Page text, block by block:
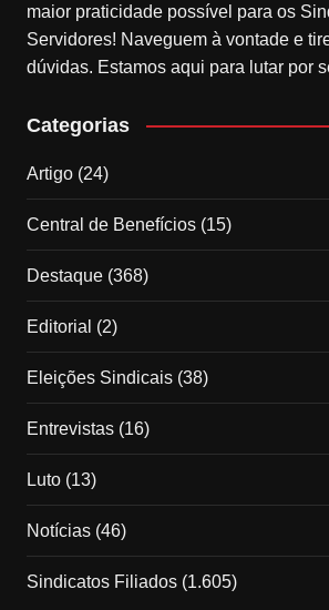
maior praticidade possível para os
Servidores! Naveguem à vontade e
dúvidas. Estamos aqui para lutar por
Categorias
Artigo(24)
Central de Benefícios(15)
Destaque(368)
Editorial (2)
Eleições Sindicais(38)
Entrevistas(16)
Luto(13)
Notícias(46)
Sindicatos Filiados(1.605)